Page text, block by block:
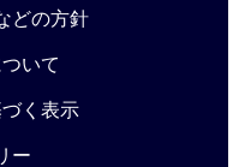
どの方針
いて
く表示
ー